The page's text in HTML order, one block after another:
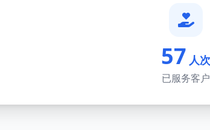
57 人次
已服务客户